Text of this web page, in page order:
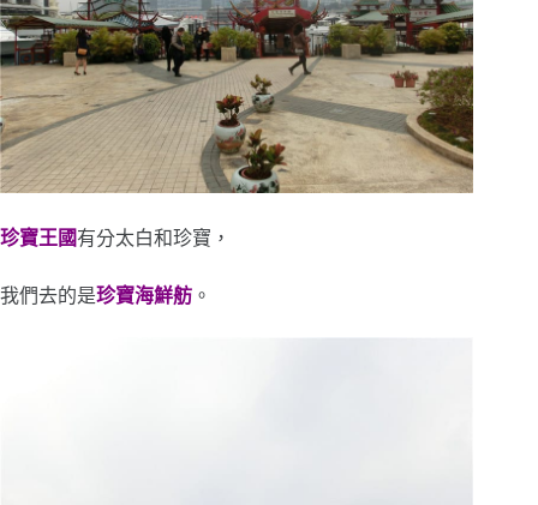
珍寶王國有分太白和珍寶，
我們去的是珍寶海鮮舫 。